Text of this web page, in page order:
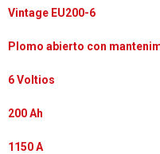
Vintage EU200-6
Plomo abierto con
6 Voltios
200 Ah
1150 A